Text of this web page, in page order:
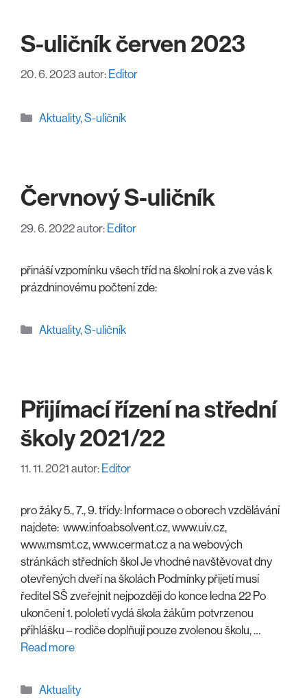
S-uličník červen 2023
20. 6. 2023 autor: Editor
Rubriky
Aktuality,S-uličník
Červnový S-uličník
29. 6. 2022autor: Editor
přináší vzpomínku všech tříd na školní rok a zve vás k
prázdninovému počtení zde:
Rubriky
Aktuality,S-uličník
Přijímací řízení na střední
školy 2021/22
11. 11. 2021 autor: Editor
pro žáky 5., 7., 9. třídy: Informace o oborech vzdělávání
najdete: www.infoabsolvent.cz, www.uiv.cz,
www.msmt.cz, www.cermat.cz a na webových
stránkách středních škol Je vhodné navštěvovat dny
otevřených dveří na školách Podmínky přijetí musí
ředitel SŠ zveřejnit nejpozději do konce ledna 22 Po
ukončení 1. pololetí vydá škola žákům potvrzenou
přihlášku – rodiče doplňují pouze zvolenou školu, …
Read more
Rubriky
Aktuality